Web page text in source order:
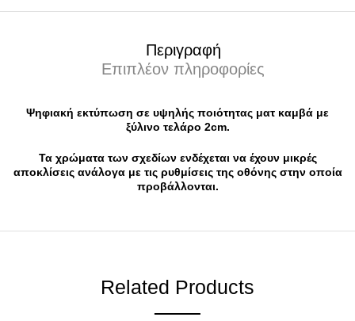
Περιγραφή
Επιπλέον πληροφορίες
Ψηφιακή εκτύπωση σε υψηλής ποιότητας ματ καμβά με
ξύλινο τελάρο 2cm.
Τα χρώματα των σχεδίων ενδέχεται να έχουν μικρές
αποκλίσεις ανάλογα με τις ρυθμίσεις της οθόνης στην οποία
προβάλλονται.
Related Products